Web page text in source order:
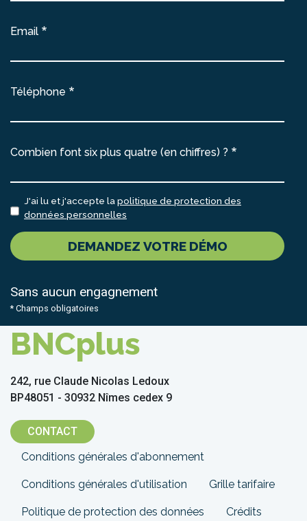
Email
Téléphone
Combien font six plus quatre (en chiffres) ?
J'ai lu et j'accepte lapolitique de protection des
données personnelles
DEMANDEZ VOTRE DÉMO
Sans aucun engagnement
* Champs obligatoires
BNCplus
242, rue Claude Nicolas Ledoux
BP48051 - 30932 Nîmes cedex 9
CONTACT
Menu
Pied
de
Conditions générales d'abonnement
Conditions générales d'utilisation Grille tarifaire
Politique de protection des données Crédits